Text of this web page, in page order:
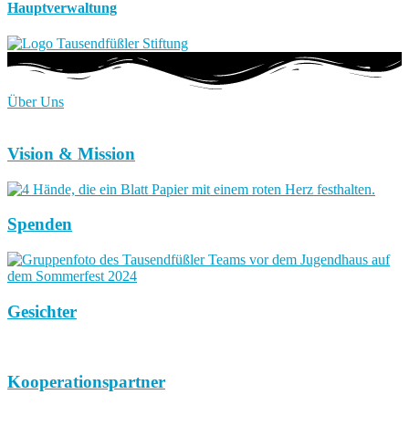
Hauptverwaltung
Über Uns
Vision & Mission
Spenden
Gesichter
Kooperationspartner